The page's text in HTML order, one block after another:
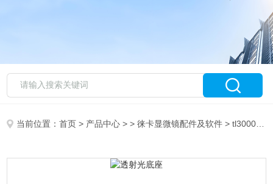
当前位置：首页 > 产品中心 > >徕卡显微镜配件及软件 > tl3000-ergo透射光底座